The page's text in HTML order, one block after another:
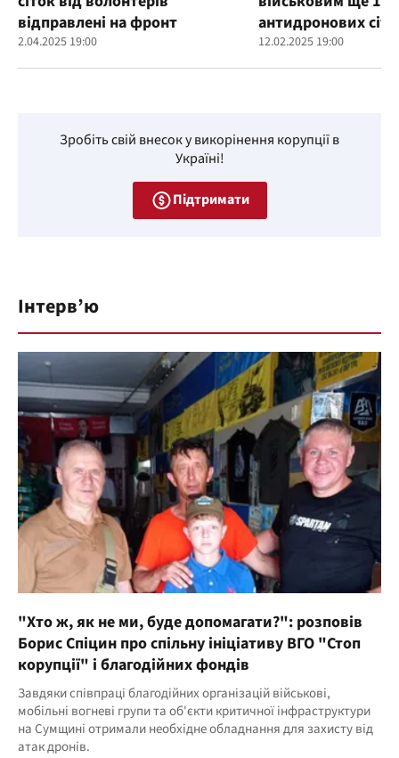
відправлені на фронт
2.04.2025 19:00
антидронових
12.02.2025 19:00
Зробіть свій внесок у викорінення корупції в
Україні!
Підтримати
Інтерв’ю
"Хто ж, як не ми, буде допомагати?": розповів
Борис Спіцин про спільну ініціативу ВГО "Стоп
корупції" і благодійних фондів
Завдяки співпраці благодійних організацій військові,
мобільні вогневі групи та об'єкти критичної інфраструктури
на Сумщині отримали необхідне обладнання для захисту від
атак дронів.